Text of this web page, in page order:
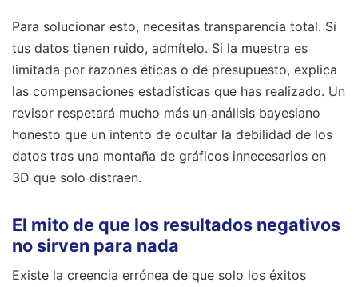
Para solucionar esto, necesitas transparencia total. Si
tus datos tienen ruido, admítelo. Si la muestra es
limitada por razones éticas o de presupuesto, explica
las compensaciones estadísticas que has realizado. Un
revisor respetará mucho más un análisis bayesiano
honesto que un intento de ocultar la debilidad de los
datos tras una montaña de gráficos innecesarios en
3D que solo distraen.
El mito de que los resultados negativos
no sirven para nada
Existe la creencia errónea de que solo los éxitos